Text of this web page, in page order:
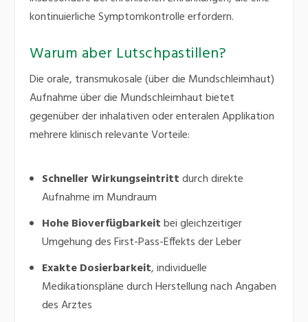
kontinuierliche Symptomkontrolle erfordern.
Warum aber Lutschpastillen?
Die orale, transmukosale (über die Mundschleimhaut)
Aufnahme über die Mundschleimhaut bietet
gegenüber der inhalativen oder enteralen Applikation
mehrere klinisch relevante Vorteile:
Schneller Wirkungseintrittdurch direkte
Aufnahme im Mundraum
Hohe Bioverfügbarkeitbei gleichzeitiger
Umgehung des First-Pass-Effekts der Leber
Exakte Dosierbarkeit, individuelle
Medikationspläne durch Herstellung nach Angaben
des Arztes